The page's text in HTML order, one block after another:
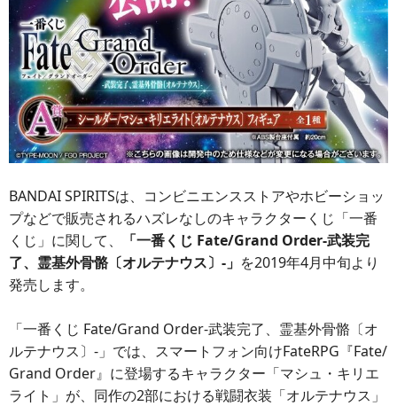
BANDAI SPIRITSは、コンビニエンスストアやホビーショッ
プなどで販売されるハズレなしのキャラクターくじ「一番
くじ」に関して、
「一番くじ Fate/Grand Order-武装完
了、霊基外骨骼〔オルテナウス〕-」 を2019年4月中旬より
発売します。
「一番くじ Fate/Grand Order-武装完了、霊基外骨骼〔オ
ルテナウス〕-」では、スマートフォン向けFateRPG『Fate/
Grand Order』に登場するキャラクター「マシュ・キリエ
ライト」が、同作の2部における戦闘衣装「オルテナウス」